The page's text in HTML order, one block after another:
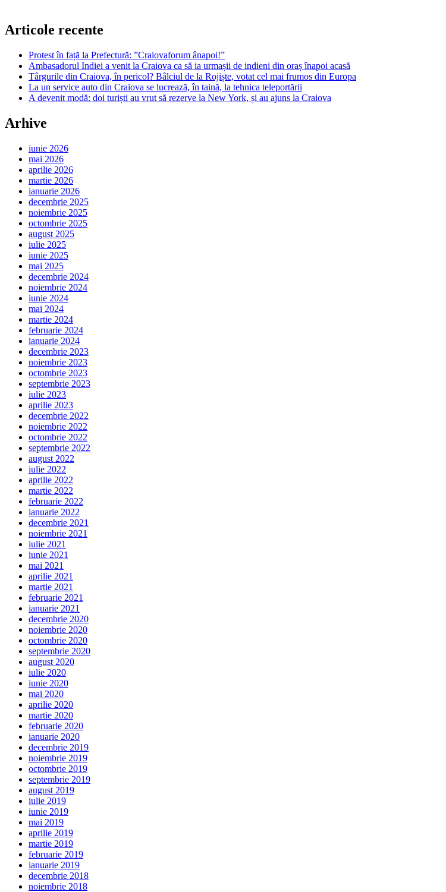
Articole recente
Protest în față la Prefectură: ”Craiovaforum ânapoi!”
Ambasadorul Indiei a venit la Craiova ca să ia urmașii de indieni din oraș înapoi acasă
Târgurile din Craiova, în pericol? Bâlciul de la Rojiște, votat cel mai frumos din Europa
La un service auto din Craiova se lucrează, în taină, la tehnica teleportării
A devenit modă: doi turiști au vrut să rezerve la New York, și au ajuns la Craiova
Arhive
iunie 2026
mai 2026
aprilie 2026
martie 2026
ianuarie 2026
decembrie 2025
noiembrie 2025
octombrie 2025
august 2025
iulie 2025
iunie 2025
mai 2025
decembrie 2024
noiembrie 2024
iunie 2024
mai 2024
martie 2024
februarie 2024
ianuarie 2024
decembrie 2023
noiembrie 2023
octombrie 2023
septembrie 2023
iulie 2023
aprilie 2023
decembrie 2022
noiembrie 2022
octombrie 2022
septembrie 2022
august 2022
iulie 2022
aprilie 2022
martie 2022
februarie 2022
ianuarie 2022
decembrie 2021
noiembrie 2021
iulie 2021
iunie 2021
mai 2021
aprilie 2021
martie 2021
februarie 2021
ianuarie 2021
decembrie 2020
noiembrie 2020
octombrie 2020
septembrie 2020
august 2020
iulie 2020
iunie 2020
mai 2020
aprilie 2020
martie 2020
februarie 2020
ianuarie 2020
decembrie 2019
noiembrie 2019
octombrie 2019
septembrie 2019
august 2019
iulie 2019
iunie 2019
mai 2019
aprilie 2019
martie 2019
februarie 2019
ianuarie 2019
decembrie 2018
noiembrie 2018